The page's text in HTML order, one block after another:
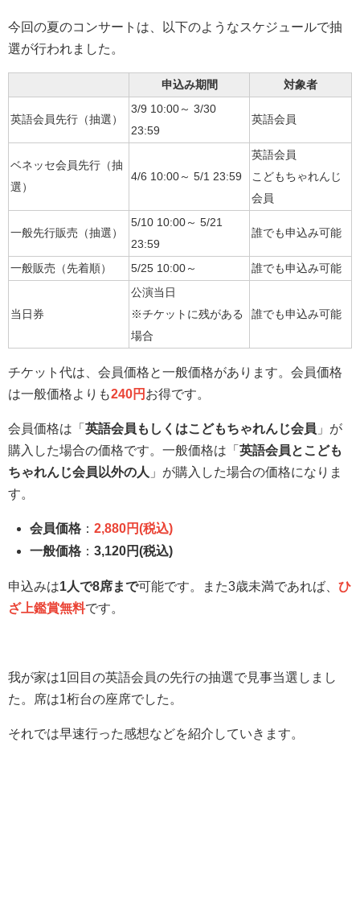
今回の夏のコンサートは、以下のようなスケジュールで抽
選が行われました。
申込み期間 対象者
英語会員先行（抽選）
3/9 10:00～ 3/30
23:59
英語会員
ベネッセ会員先行（抽
選）
4/6 10:00～ 5/1 23:59
英語会員
こどもちゃれんじ
会員
一般先行販売（抽選）
5/10 10:00～ 5/21
23:59
誰でも申込み可能
一般販売（先着順） 5/25 10:00～ 誰でも申込み可能
当日券
公演当日
※チケットに残がある
場合
誰でも申込み可能
チケット代は、会員価格と一般価格があります。会員価格
は一般価格よりも240円 お得です。
会員価格は「 英語会員もしくはこどもちゃれんじ会員 」が
購入した場合の価格です。一般価格は「 英語会員とこども
ちゃれんじ会員以外の人 」が購入した場合の価格になりま
す。
会員価格 ：2,880円(税込)
一般価格 ：3,120円(税込)
申込みは1人で8席まで可能です。また3歳未満であれば、 ひ
ざ上鑑賞無料です。
我が家は1回目の英語会員の先行の抽選で見事当選しまし
た。席は1桁台の座席でした。
それでは早速行った感想などを紹介していきます。